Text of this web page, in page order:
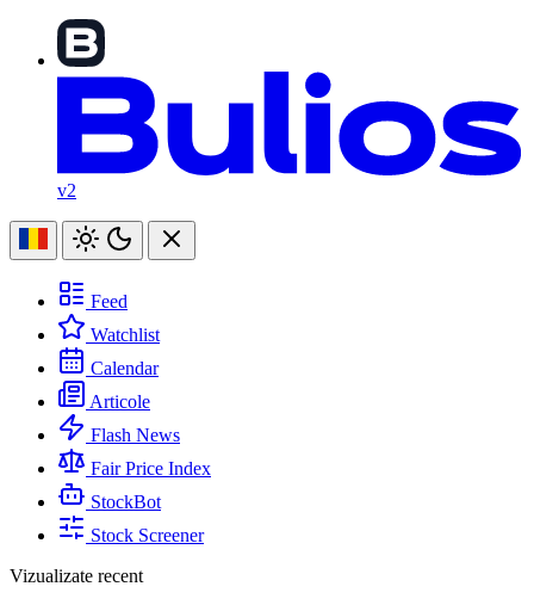
v2
Feed
Watchlist
Calendar
Articole
Flash News
Fair Price Index
StockBot
Stock Screener
Vizualizate recent